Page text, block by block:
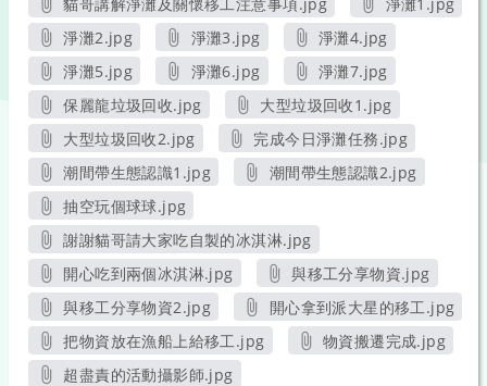
另開新視窗
淨灘2.jpg
另開新視窗
淨灘3.jpg
另開新視窗
淨灘4.jpg
另開新視窗
淨灘5.jpg
另開新視窗
淨灘6.jpg
另開新視窗
淨灘7.jpg
另開新視窗
保麗龍垃圾回收.jpg
另開新視窗
大型垃圾回收1.jpg
另開新視窗
大型垃圾回收2.jpg
另開新視窗
完成今日淨灘任務.jpg
另開新視窗
潮間帶生態認識1.jpg
另開新視窗
潮間帶生態認識2.jpg
抽空玩個球球.jpg
另開新視窗
謝謝貓哥請大家吃自製的冰淇淋.jpg
另開新視窗
開心吃到兩個冰淇淋.jpg
另開新視窗
與移工分享物資.jpg
另開新視窗
與移工分享物資2.jpg
另開新視窗
開心拿到派大星的移工.jpg
另開新視窗
把物資放在漁船上給移工.jpg
另開新視窗
物資搬遷完成.jpg
超盡責的活動攝影師.jpg